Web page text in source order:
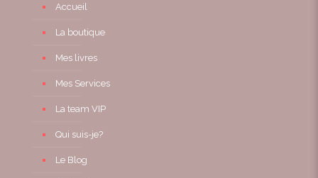
Accueil
La boutique
Mes livres
Mes Services
La team VIP
Qui suis-je?
Le Blog